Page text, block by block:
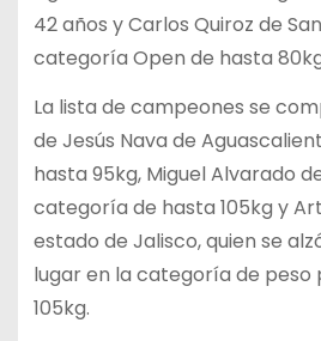
42 años y Carlos Quiroz de
categoría Open de hasta
La lista de campeones se
de Jesús Nava de
hasta 95kg, Miguel Alvarado
categoría de hasta 105kg y
estado de Jalisco, quien se
lugar en la categoría de peso
105kg.